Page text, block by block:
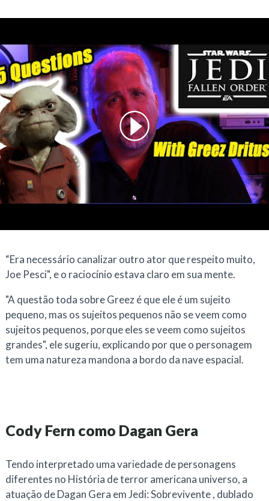
“Era necessário canalizar outro ator que respeito muito,
Joe Pesci", e o raciocínio estava claro em sua mente.
"A questão toda sobre Greez é que ele é um sujeito
pequeno, mas os sujeitos pequenos não se veem como
sujeitos pequenos, porque eles se veem como sujeitos
grandes", ele sugeriu, explicando por que o personagem
tem uma natureza mandona a bordo da nave espacial.
Cody Fern como Dagan Gera
Tendo interpretado uma variedade de personagens
diferentes no História de terror americana universo, a
atuação de Dagan Gera emJedi: Sobrevivente, dublado